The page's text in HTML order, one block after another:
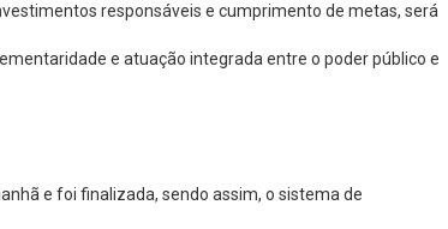
responsáveis e cumprimento de metas, será
e atuação integrada entre o poder público e
e foi finalizada, sendo assim, o sistema de